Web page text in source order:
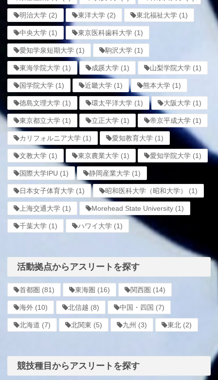
明治大学 (2) 東洋大学 (2) 東北福祉大学 (1)
中央大学 (1) 東京医科歯科大学 (1)
愛知学泉短期大学 (1) 駒沢大学 (1)
東海学院大学 (1) 成蹊大学 (1) 山梨学院大学 (1)
国学院大学 (1) 近畿大学 (1) 熊本大学 (1)
徳島文理大学 (1) 環太平洋大学 (1) 大阪大学 (1)
東京都立大学 (1) 立正大学 (1) 帝京平成大学 (1)
カリフォルニア大学 (1) 愛知教育大学 (1)
文教大学 (1) 東京農業大学 (1) 愛知学院大学 (1)
国際大学IPU (1) 静岡産業大学 (1)
日本女子体育大学 (1) 昭和医科大学（昭和大学） (1)
上海交通大学 (1) Morehead State University (1)
千葉大学 (1) ハワイ大学 (1)
活動拠点からアスリートを探す
首都圏 (81) 東海圏 (16) 関西圏 (14)
海外 (10) 北信越 (8) 中国・四国 (7)
北海道 (7) 北関東 (5) 九州 (3) 東北 (2)
競技種目からアスリートを探す